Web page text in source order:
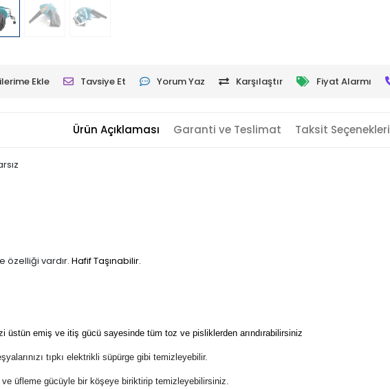
Ekle Tavsiye Et Yorum Yaz Karşılaştır Fiyat Alarmı
Ürün Açıklaması Garanti ve Teslimat Taksit Seçenekleri
özelliği vardır.Hafif Taşınabilir.
üstün emiş ve itiş gücü sayesinde tüm toz ve pisliklerden arındırabilirsiniz
tıpkı elektrikli süpürge gibi temizleyebilir.
üfleme gücüyle bir köşeye biriktirip temizleyebilirsiniz.